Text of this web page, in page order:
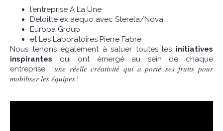
l’entreprise A La Une
Deloitte ex aequo avec Sterela/Nova
Europa Group
et Les Laboratoires Pierre Fabre
Nous tenons également à saluer toutes les initiatives
inspirantes qui ont émergé au sein de chaque
entreprise ; 𝑢𝑛𝑒 𝑟𝑒́𝑒𝑙𝑙𝑒 𝑐𝑟𝑒́𝑎𝑡𝑖𝑣𝑖𝑡𝑒́ 𝑞𝑢𝑖 𝑎 𝑝𝑜𝑟𝑡𝑒́ 𝑠𝑒𝑠 𝑓𝑟𝑢𝑖𝑡𝑠 𝑝𝑜𝑢𝑟
𝑚𝑜𝑏𝑖𝑙𝑖𝑠𝑒𝑟 𝑙𝑒𝑠 𝑒́𝑞𝑢𝑖𝑝𝑒𝑠 !